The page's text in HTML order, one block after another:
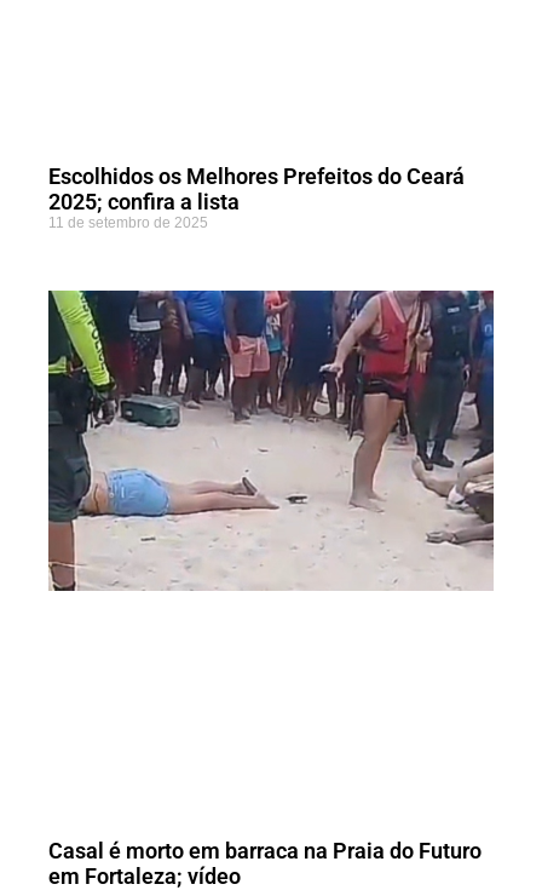
Escolhidos os Melhores Prefeitos do Ceará
2025; confira a lista
11 de setembro de 2025
Casal é morto em barraca na Praia do Futuro
em Fortaleza; vídeo